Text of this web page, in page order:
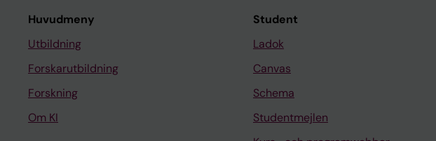
Huvudmeny
Utbildning
Forskarutbildning
Forskning
Om KI
Student
Ladok
Canvas
Schema
Studentmejlen